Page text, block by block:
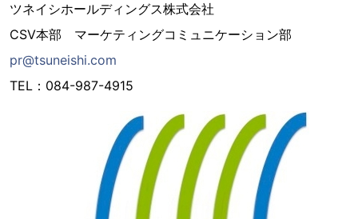
ツネイシホールディングス株式会社
CSV本部 マーケティングコミュニケーション部
pr@tsuneishi.com
TEL：084-987-4915